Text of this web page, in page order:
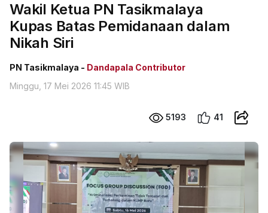
Wakil Ketua PN Tasikmalaya
Kupas Batas Pemidanaan dalam
Nikah Siri
PN Tasikmalaya - Dandapala Contributor
Minggu, 17 Mei 2026 11:45 WIB
5193 41